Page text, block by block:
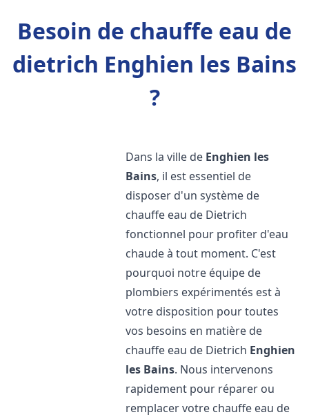
Besoin de chauffe eau de
dietrich Enghien les Bains
?
Dans la ville de Enghien les
Bains, il est essentiel de
disposer d'un système de
chauffe eau de Dietrich
fonctionnel pour profiter d'eau
chaude à tout moment. C'est
pourquoi notre équipe de
plombiers expérimentés est à
votre disposition pour toutes
vos besoins en matière de
chauffe eau de Dietrich Enghien
les Bains. Nous intervenons
rapidement pour réparer ou
remplacer votre chauffe eau de